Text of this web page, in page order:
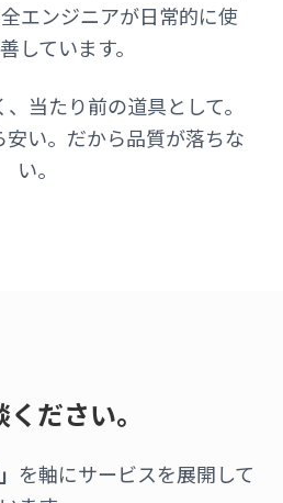
エンジニアが日常的に使
しています。
当たり前の道具として。
い。だから品質が落ちな
い。
ださい。
を軸にサービスを展開して